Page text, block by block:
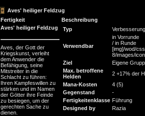
Aves' heiliger Feldzug
Fertigkeit
Beschreibung
Aves' heiliger Feldzug
Aves, der Gott der
Kriegskunst, verleiht
dem Anwender die
Befähigung, seine
Mitstreiter in die
Schlacht zu führen:
Ihren Kampfeswillen zu
stärken und im Namen
der Götter ihre Feinde
zu besiegen, um der
gerechten Sache zu
dienen.
Typ Verbesserung
Verwendbar
in Vorrunde
/ in Runde
[img]/wod/
8/images/
Ziel
Eigene
Max. betroffene
Helden
2 +17% der
Mana-Kosten
4 (5)
Gegenstand
-
Fertigkeitenklasse Führung
Designed by
Razia